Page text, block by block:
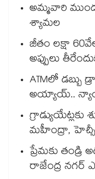
అమ్మవారి
శ్యామల
జీతం లక్షా
అప్పులు
ATMలో డబ్బు
అయ్యాయ్..
గ్రాడ్యుయేట్లకు
మహీంద్రా,
ప్రేమకు తండ్రి
రాజేంద్ర నగర్